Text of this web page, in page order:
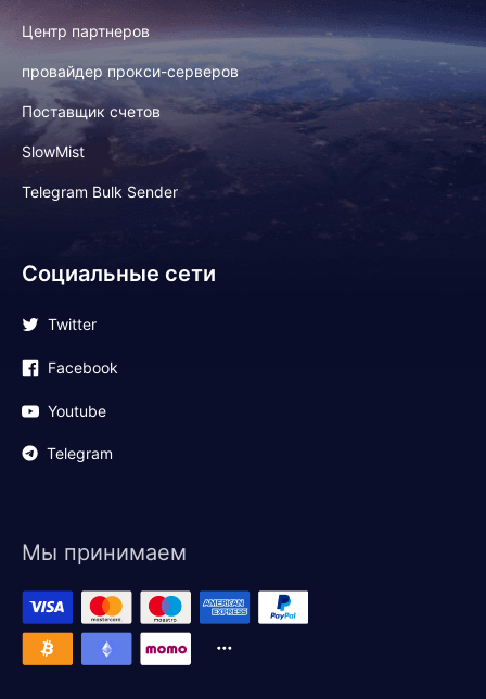
Центр партнеров
провайдер прокси-серверов
Поставщик счетов
SlowMist
Telegram Bulk Sender
Социальные сети
Twitter
Facebook
Youtube
Telegram
Мы принимаем